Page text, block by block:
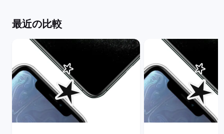
最近の比較